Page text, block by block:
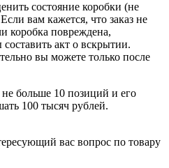
состояние коробки (не
вам кажется, что заказ не
коробка повреждена,
акт о вскрытии.
вы можете только после
больше 10 позиций и его
100 тысяч рублей.
вас вопрос по товару